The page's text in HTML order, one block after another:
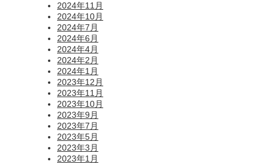
2024年11月
2024年10月
2024年7月
2024年6月
2024年4月
2024年2月
2024年1月
2023年12月
2023年11月
2023年10月
2023年9月
2023年7月
2023年5月
2023年3月
2023年1月